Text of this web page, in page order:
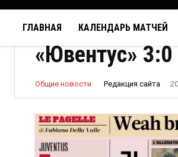
ГЛАВНАЯ КАЛЕНДАРЬ МАТЧЕЙ
«Ювентус»
Общие новости Редакция сайта